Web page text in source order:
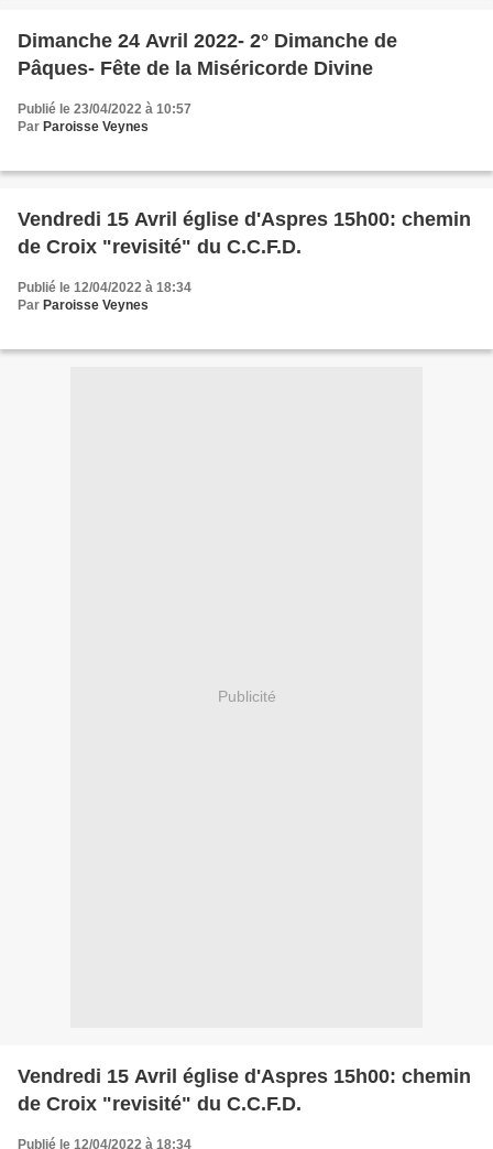
Dimanche 24 Avril 2022- 2° Dimanche de
Pâques- Fête de la Miséricorde Divine
Publié le 23/04/2022 à 10:57
Par Paroisse Veynes
Vendredi 15 Avril église d'Aspres 15h00: chemin
de Croix "revisité" du C.C.F.D.
Publié le 12/04/2022 à 18:34
Par Paroisse Veynes
Publicité
Vendredi 15 Avril église d'Aspres 15h00: chemin
de Croix "revisité" du C.C.F.D.
Publié le 12/04/2022 à 18:34